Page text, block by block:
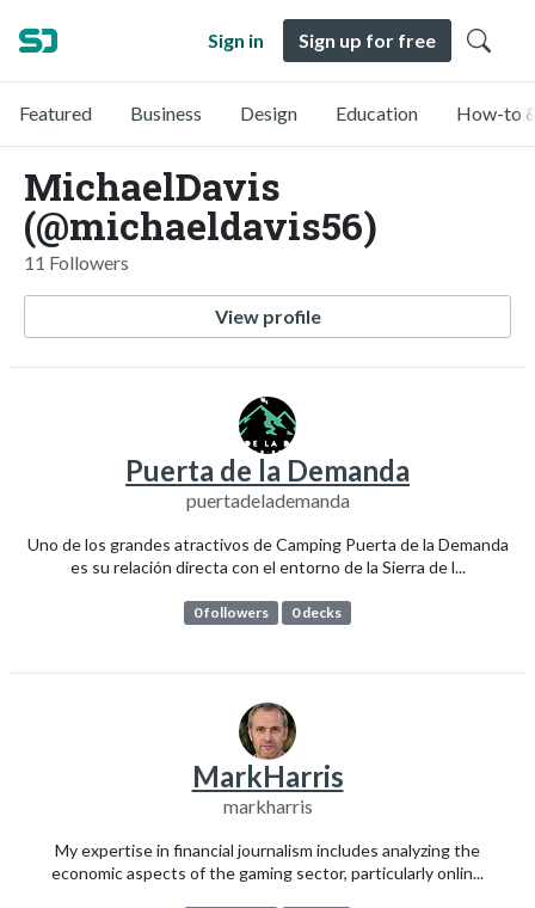
Sign in Sign up for free
Featured Business Design Education How-to
MichaelDavis
(@michaeldavis56)
11 Followers
View profile
Puerta de la Demanda
puertadelademanda
Uno de los grandes atractivos de Camping Puerta de la Demanda
es su relación directa con el entorno de la Sierra de l...
0 followers 0 decks
MarkHarris
markharris
My expertise in financial journalism includes analyzing the
economic aspects of the gaming sector, particularly onlin...